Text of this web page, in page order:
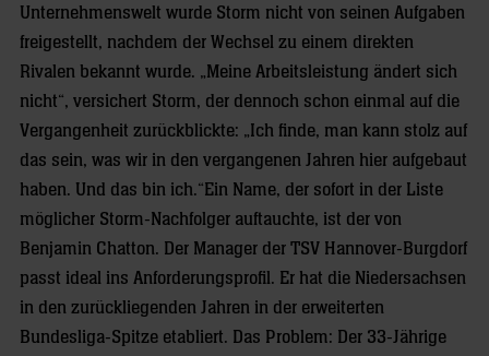
Unternehmenswelt wurde Storm nicht von seinen Aufgaben
freigestellt, nachdem der Wechsel zu einem direkten
Rivalen bekannt wurde. „Meine Arbeitsleistung ändert sich
nicht“, versichert Storm, der dennoch schon einmal auf die
Vergangenheit zurückblickte: „Ich finde, man kann stolz auf
das sein, was wir in den vergangenen Jahren hier aufgebaut
haben. Und das bin ich.“Ein Name, der sofort in der Liste
möglicher Storm-Nachfolger auftauchte, ist der von
Benjamin Chatton. Der Manager der TSV Hannover-Burgdorf
passt ideal ins Anforderungsprofil. Er hat die Niedersachsen
in den zurückliegenden Jahren in der erweiterten
Bundesliga-Spitze etabliert. Das Problem: Der 33-Jährige